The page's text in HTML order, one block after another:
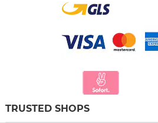
TRUSTED SHOPS